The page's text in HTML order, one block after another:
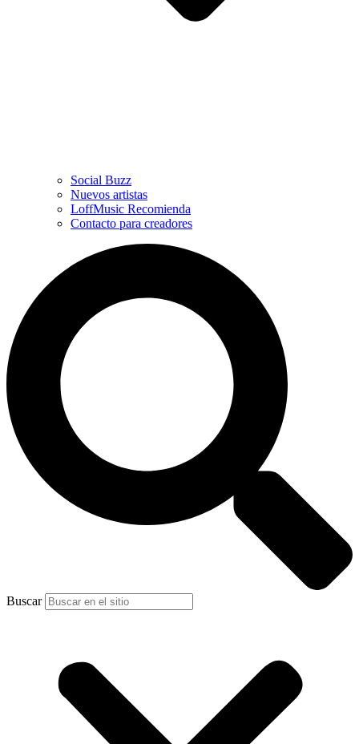
Social Buzz
Nuevos artistas
LoffMusic Recomienda
Contacto para creadores
Buscar